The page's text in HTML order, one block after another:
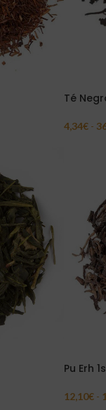
Té
4,34€ -
Pu Erh
12,10€ -